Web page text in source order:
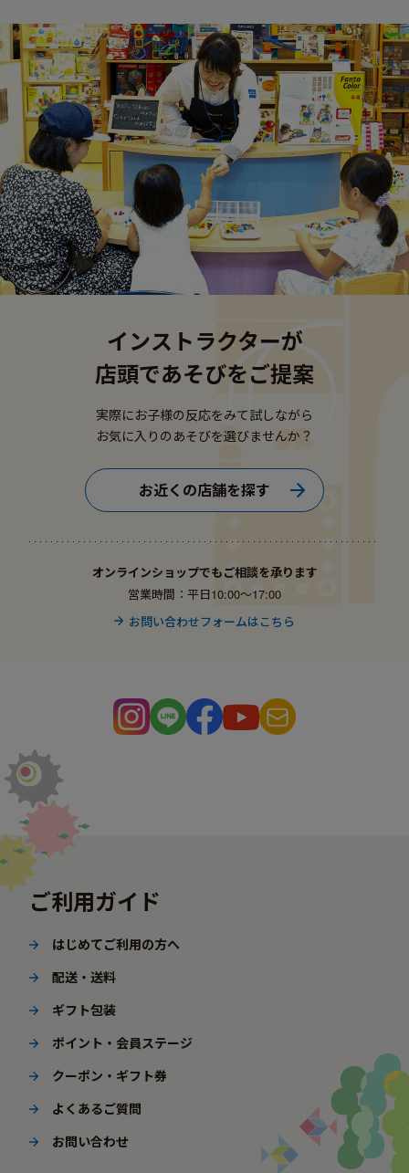
インストラクターが
店頭であそびをご提案
実際にお子様の反応をみて試しながら
お気に入りのあそびを選びませんか？
お近くの店舗を探す
オンラインショップでもご相談を承ります
営業時間：平日10:00〜17:00
お問い合わせフォームはこちら
ご利用ガイド
はじめてご利用の方へ
配送・送料
ギフト包装
ポイント・会員ステージ
クーポン・ギフト券
よくあるご質問
お問い合わせ